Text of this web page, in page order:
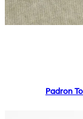
Padron